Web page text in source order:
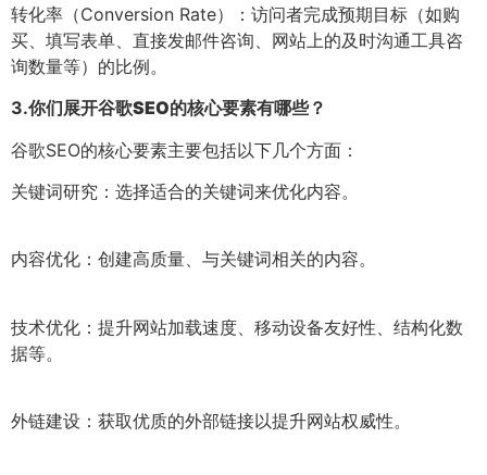
转化率（Conversion Rate）：访问者完成预期目标（如购
买、填写表单、直接发邮件咨询、网站上的及时沟通工具咨
询数量等）的比例。
3.你们展开谷歌SEO的核心要素有哪些？
谷歌SEO的核心要素主要包括以下几个方面：
关键词研究：选择适合的关键词来优化内容。
内容优化：创建高质量、与关键词相关的内容。
技术优化：提升网站加载速度、移动设备友好性、结构化数
据等。
外链建设：获取优质的外部链接以提升网站权威性。